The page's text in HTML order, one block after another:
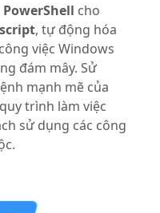
PowerShell cho
script, tự động hóa
việc Windows
đám mây. Sử
mạnh mẽ của
trình làm việc
sử dụng các công